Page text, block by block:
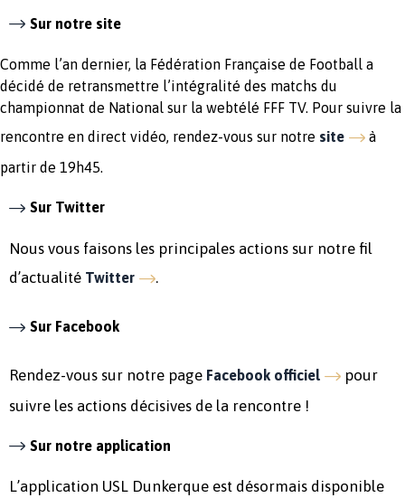
Sur notre site
Comme l’an dernier, la Fédération Française de Football a
décidé de retransmettre l’intégralité des matchs du
championnat de National sur la webtélé FFF TV. Pour suivre la
rencontre en direct vidéo, rendez-vous sur notre site
à
partir de 19h45.
Sur Twitter
Nous vous faisons les principales actions sur notre fil
d’actualité Twitter .
Sur Facebook
Rendez-vous sur notre page Facebook officiel
pour
suivre les actions décisives de la rencontre !
Sur notre application
L’application USL Dunkerque est désormais disponible